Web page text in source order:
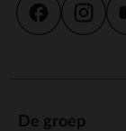
De groep